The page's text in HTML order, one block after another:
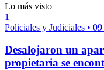
Lo más visto
1
Policiales y Judiciales •
Desalojaron un
propietaria se